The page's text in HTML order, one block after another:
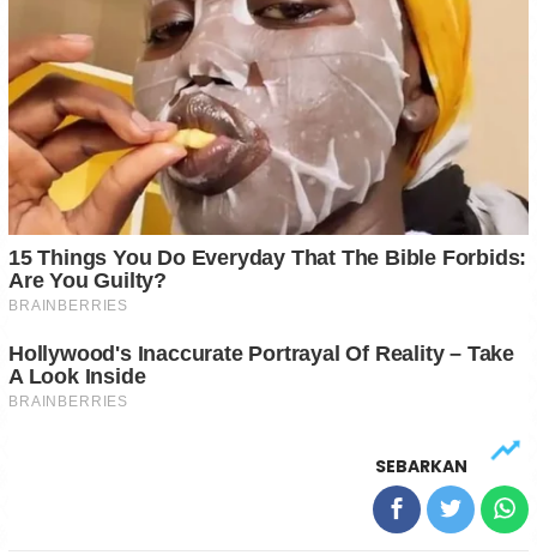
SEBARKAN